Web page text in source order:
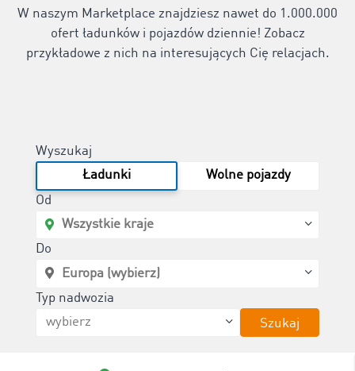
W naszym Marketplace znajdziesz nawet do 1.000.000
ofert ładunków i pojazdów dziennie! Zobacz
przykładowe z nich na interesujących Cię relacjach.
Wyszukaj
Ładunki
Wolne pojazdy
Od
Do
Typ nadwozia
Szukaj